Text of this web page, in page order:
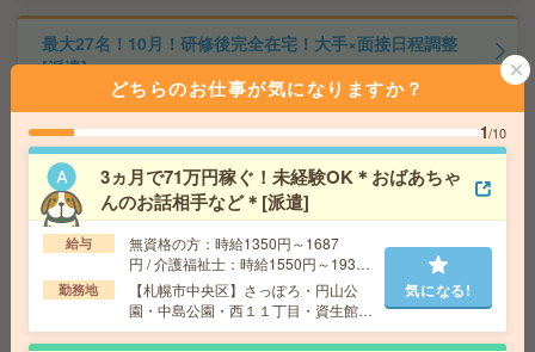
最大27名！10月！研修後完全在宅！大手×面接日程調整
[派遣]
給 与 時給1400円 月収例 217,000円+残業代 ◆
在宅手当（200円/日）支給あり♪
交通費 全額支給
勤務地
さっぽろ駅徒歩3分、札幌駅徒歩3分 ※駅直結
オフィス！駅直結！
気になる!
＜即日スタート！＞3名募集！髪色ネイル自由！助成金の
ご案内！[派遣]
給 与 時給1400円 月収例 224,000円
どちらのお仕事が気になりますか？
1/10
3ヵ月で71万円稼ぐ！未経験OK＊おばあちゃ
んのお話相手など＊[派遣]
給与
無資格の方：時給1350円～1687
円 / 介護福祉士：時給1550円～1937
円 / 初任者以上：時給1450円～1812
円
勤務地
【札幌市中央区】さっぽろ・円山公
園・中島公園・西１１丁目・資生館小
学校前など勤務地多数！
気になる!